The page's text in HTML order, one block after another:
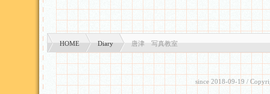
HOME Diary 唐津 写真教室
since 2018-09-19 /